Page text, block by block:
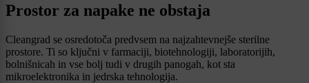
Prostor za napake ne obstaja
Cleangrad se osredotoča predvsem na najzahtevnejše sterilne
prostore. Ti so ključni v farmaciji, biotehnologiji, laboratorijih,
bolnišnicah in vse bolj tudi v drugih panogah, kot sta
mikroelektronika in jedrska tehnologija.